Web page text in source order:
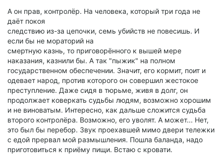
А он прав, контролёр. На человека, который три года не
даёт покоя
следствию из-за цепочки, семь убийств не повесишь. И
если бы не мораторий на
смертную казнь, то приговорённого к вышей мере
наказания, казнили бы. А так "пыжик" на полном
государственном обеспечении. Значит, его кормит, поит и
одевает народ, против которого он совершил жестокое
преступление. Даже сидя в тюрьме, живя в долг, он
продолжает коверкать судьбы людям, возможно хорошим
и не виноватым. Интересно, как дальше сложится судьба
второго контролёра. Возможно, его уволят. А может... Нет,
это был бы перебор. Звук проехавшей мимо двери тележки
с едой прервал мой размышления. Пошла баланда, надо
приготовиться к приёму пищи. Встаю с кровати.